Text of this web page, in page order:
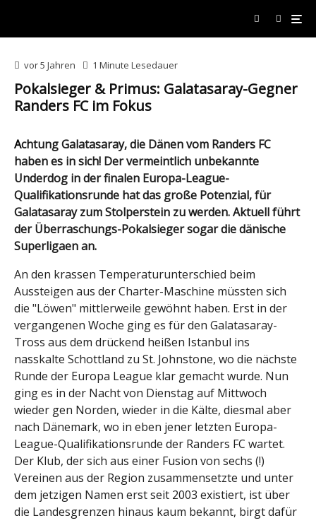
vor 5 Jahren 1 Minute Lesedauer
Pokalsieger & Primus: Galatasaray-Gegner
Randers FC im Fokus
Achtung Galatasaray, die Dänen vom Randers FC
haben es in sich! Der vermeintlich unbekannte
Underdog in der finalen Europa-League-
Qualifikationsrunde hat das große Potenzial, für
Galatasaray zum Stolperstein zu werden. Aktuell führt
der Überraschungs-Pokalsieger sogar die dänische
Superligaen an.
An den krassen Temperaturunterschied beim
Aussteigen aus der Charter-Maschine müssten sich
die "Löwen" mittlerweile gewöhnt haben. Erst in der
vergangenen Woche ging es für den Galatasaray-
Tross aus dem drückend heißen Istanbul ins
nasskalte Schottland zu St. Johnstone, wo die nächste
Runde der Europa League klar gemacht wurde. Nun
ging es in der Nacht von Dienstag auf Mittwoch
wieder gen Norden, wieder in die Kälte, diesmal aber
nach Dänemark, wo in eben jener letzten Europa-
League-Qualifikationsrunde der Randers FC wartet.
Der Klub, der sich aus einer Fusion von sechs (!)
Vereinen aus der Region zusammensetzte und unter
dem jetzigen Namen erst seit 2003 existiert, ist über
die Landesgrenzen hinaus kaum bekannt, birgt dafür